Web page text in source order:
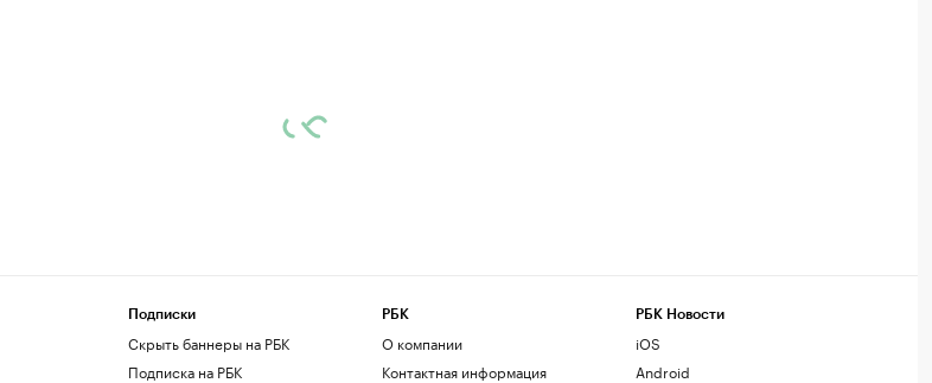
Подписки
Скрыть баннеры на РБК
Подписка на РБК
РБК
О компании
Контактная информация
РБК Новости
iOS
Android